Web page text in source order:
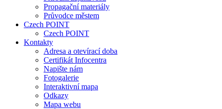
Propagační materiály
Průvodce městem
Czech POINT
Czech POINT
Kontakty
Adresa a otevírací doba
Certifikát Infocentra
Napište nám
Fotogalerie
Interaktivní mapa
Odkazy
Mapa webu